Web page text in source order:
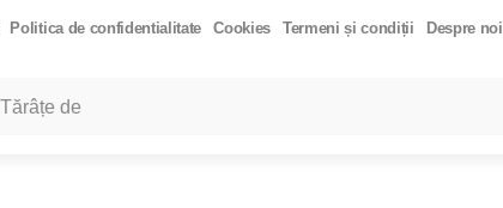
Politica de confidentialitate Cookies Termeni și condiții Despre noi